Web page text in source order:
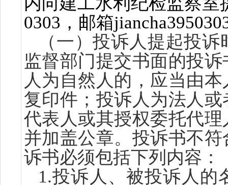
0303，邮箱
（一）投诉人提起投诉
监督部门提交书面的投诉
人为自然人的，应当由
复印件；投诉人为法人
代表人或其授权委托代理
并加盖公章。 投诉书不
诉书必须包括下列内容：
1.投诉人、被投诉人的